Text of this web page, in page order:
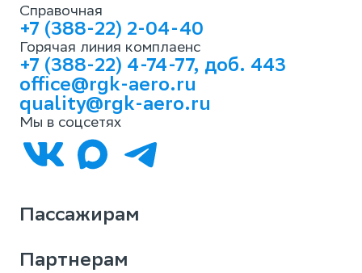
Справочная
+7 (388-22) 2-04-40
Горячая линия комплаенс
+7 (388-22) 4-74-77, доб. 443
office@rgk-aero.ru
quality@rgk-aero.ru
Мы в соцсетях
Пассажирам
Партнерам